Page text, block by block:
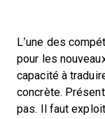
L’une des
pour les
capacité à
concrète.
pas. Il faut